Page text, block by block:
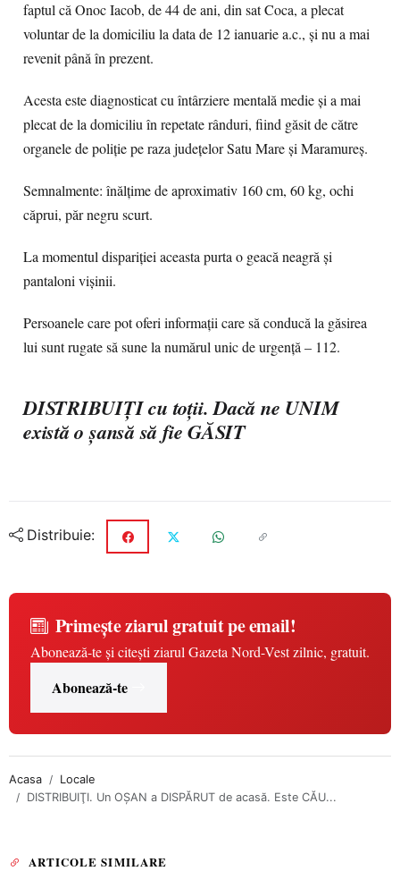
faptul că Onoc Iacob, de 44 de ani, din sat Coca, a plecat
voluntar de la domiciliu la data de 12 ianuarie a.c., și nu a mai
revenit până în prezent.
Acesta este diagnosticat cu întârziere mentală medie și a mai
plecat de la domiciliu în repetate rânduri, fiind găsit de către
organele de poliție pe raza județelor Satu Mare și Maramureș.
Semnalmente: înălţime de aproximativ 160 cm, 60 kg, ochi
căprui, păr negru scurt.
La momentul dispariției aceasta purta o geacă neagră și
pantaloni vișinii.
Persoanele care pot oferi informaţii care să conducă la găsirea
lui sunt rugate să sune la numărul unic de urgenţă – 112.
DISTRIBUIŢI cu toţii. Dacă ne UNIM
există o şansă să fie GĂSIT
Distribuie:
Primește ziarul gratuit pe email!
Abonează-te și citești ziarul Gazeta Nord-Vest zilnic, gratuit.
Abonează-te
Acasa
Locale
DISTRIBUIŢI. Un OŞAN a DISPĂRUT de acasă. Este CĂU...
ARTICOLE SIMILARE